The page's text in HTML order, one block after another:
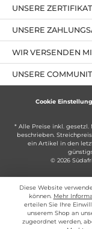
UNSERE
UNSERE
UNSERE
WIR VERSENDEN
Cookie
* Alle Preise inkl. gesetzl.
beschrieben.
ein Artikel in den
© 2026
Diese Website
können. Mehr
erteilen Sie Ihre
unserem Shop an
zugeordnet werden,